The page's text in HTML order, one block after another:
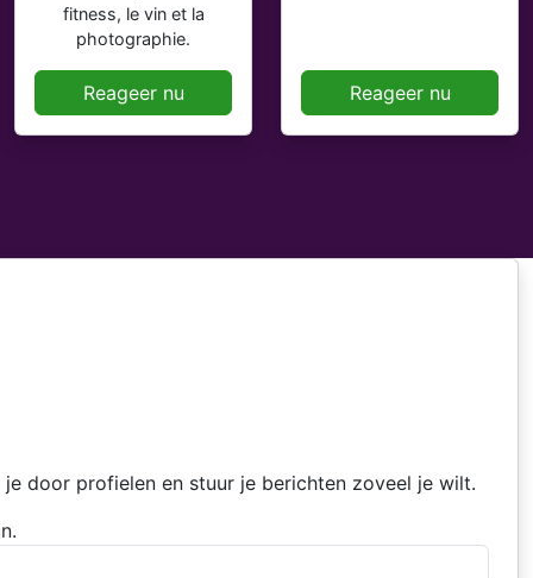
fitness, le vin et la
photographie.
Reageer nu Reageer nu
door profielen en stuur je berichten zoveel je wilt.